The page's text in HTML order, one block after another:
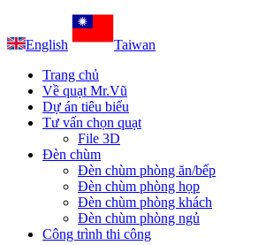
English
Taiwan
Trang chủ
Về quạt Mr.Vũ
Dự án tiêu biểu
Tư vấn chọn quạt
File 3D
Đèn chùm
Đèn chùm phòng ăn/bếp
Đèn chùm phòng họp
Đèn chùm phòng khách
Đèn chùm phòng ngủ
Công trình thi công